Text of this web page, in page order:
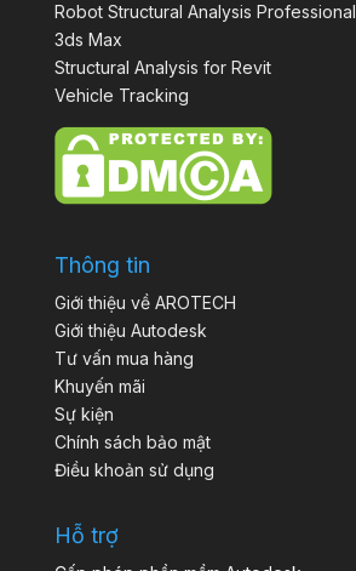
Robot Structural Analysis Professional
3ds Max
Structural Analysis for Revit
Vehicle Tracking
Thông tin
Giới thiệu về AROTECH
Giới thiệu Autodesk
Tư vấn mua hàng
Khuyến mãi
Sự kiện
Chính sách bảo mật
Điều khoản sử dụng
Hỗ trợ